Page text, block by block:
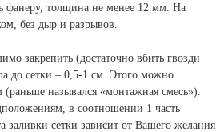
фанеру, толщина не менее 12 мм. На
без дыр и разрывов.
закрепить (достаточно вбить гвозди
до сетки – 0,5-1 см. Этого можно
назывался «монтажная смесь»).
в соотношении 1 часть
заливки сетки зависит от Вашего желания,